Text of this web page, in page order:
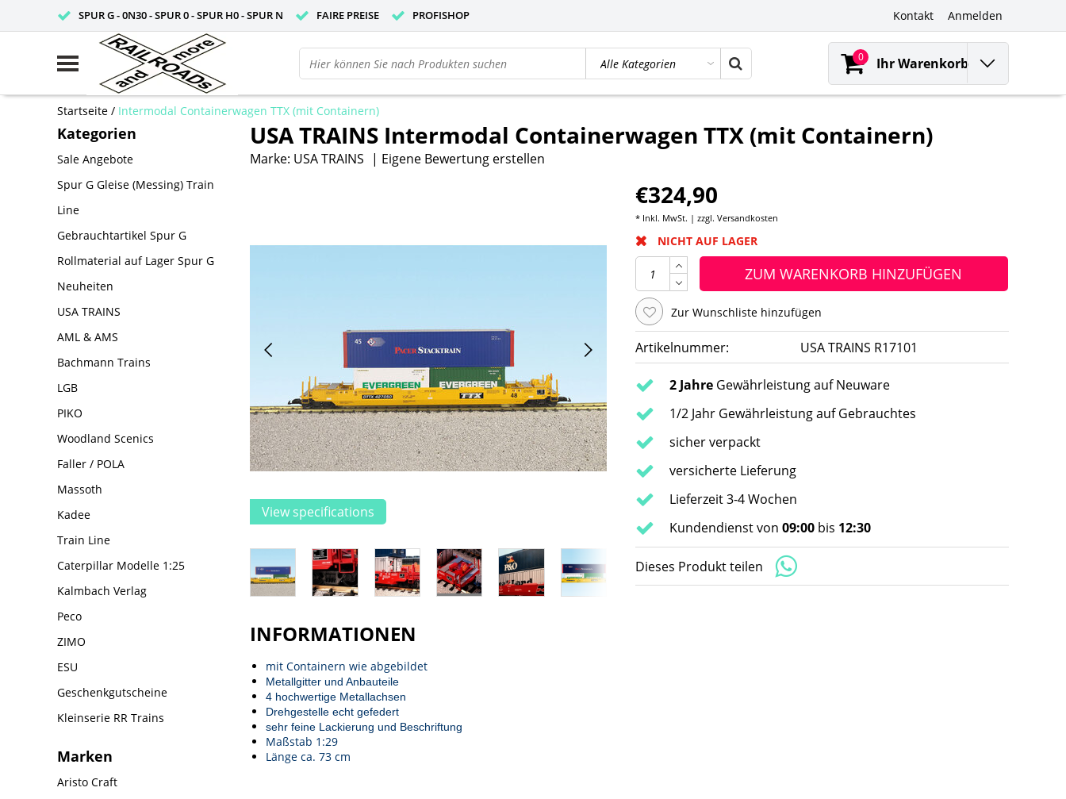
SPUR G - 0N30 - SPUR 0 - SPUR H0 - SPUR N FAIRE PREISE PROFISHOP Kontakt Anmelden
0 Ihr Warenkorb
Startseite / Intermodal Containerwagen TTX (mit Containern)
Kategorien
Sale Angebote
Spur G Gleise (Messing) Train
Line
Gebrauchtartikel Spur G
Rollmaterial auf Lager Spur G
Neuheiten
USA TRAINS
AML & AMS
Bachmann Trains
LGB
PIKO
Woodland Scenics
Faller / POLA
Massoth
Kadee
Train Line
Caterpillar Modelle 1:25
Kalmbach Verlag
Peco
ZIMO
ESU
Geschenkgutscheine
Kleinserie RR Trains
Marken
Aristo Craft
USA TRAINS Intermodal Containerwagen TTX (mit Containern)
Marke: USA TRAINS | Eigene Bewertung erstellen
View specifications
€324,90
* Inkl. MwSt. | zzgl. Versandkosten
NICHT AUF LAGER
ZUM WARENKORB HINZUFÜGEN
Zur Wunschliste hinzufügen
Artikelnummer: USA TRAINS R17101
2 Jahre Gewährleistung auf Neuware
1/2 Jahr Gewährleistung auf Gebrauchtes
sicher verpackt
versicherte Lieferung
Lieferzeit 3-4 Wochen
Kundendienst von 09:00 bis 12:30
Dieses Produkt teilen
INFORMATIONEN
mit Containern wie abgebildet
Metallgitter und Anbauteile
4 hochwertige Metallachsen
Drehgestelle echt gefedert
sehr feine Lackierung und Beschriftung
Maßstab 1:29
Länge ca. 73 cm